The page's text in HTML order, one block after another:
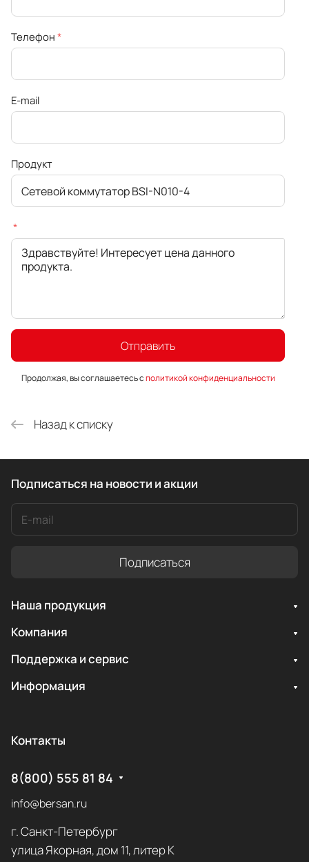
Телефон *
E-mail
Продукт
*
Продолжая, вы соглашаетесь сполитикой конфиденциальности
Назад к списку
Подписаться на новости и акции
Подписаться
Наша продукция
Компания
Поддержка и сервис
Информация
Контакты
8(800) 555 81 84
info@bersan.ru
г. Санкт-Петербург
улица Якорная, дом 11, литер К